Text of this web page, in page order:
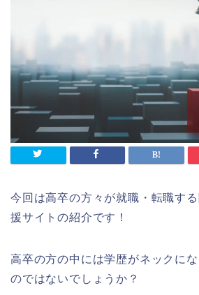
今回は高卒の方々が就職・転職す
援サイトの紹介です！
高卒の方の中には学歴がネックに
のではないでしょうか？